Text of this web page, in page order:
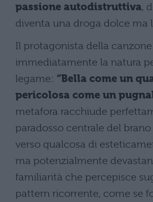
passione autodistruttiva,
diventa una droga dolce ma
Il protagonista della
immediatamente la natura
legame: “Bella come un
pericolosa come un
metafora racchiude
paradosso centrale del brano
verso qualcosa di
ma potenzialmente
familiarità che percepisce
pattern ricorrente, come se